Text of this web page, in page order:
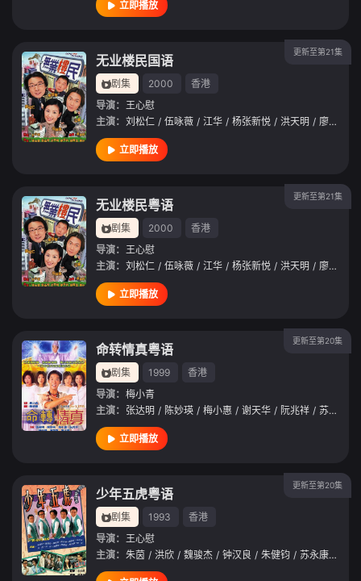
立即播放
更新至第21集
无业楼民国语
剧集 2000
香港
导演： 王心慰
主演： 刘松仁 / 伍咏薇 / 江华 / 杨张新悦 / 洪天明 / 廖启智
立即播放
更新至第21集
无业楼民粤语
剧集 2000
香港
导演： 王心慰
主演： 刘松仁 / 伍咏薇 / 江华 / 杨张新悦 / 洪天明 / 廖启智
立即播放
更新至第20集
命转情真粤语
剧集 1999
香港
导演： 梅小青
主演： 张达明 / 陈妙瑛 / 梅小惠 / 谢天华 / 阮兆祥 / 苏玉华
立即播放
更新至第20集
少年五虎粤语
剧集 1993
香港
导演： 王心慰
主演： 朱茵 / 洪欣 / 魏骏杰 / 钟汉良 / 朱健钧 / 苏永康 /